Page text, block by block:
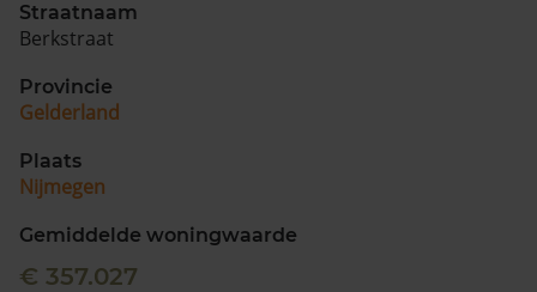
Straatnaam
Berkstraat
Provincie
Gelderland
Plaats
Nijmegen
Gemiddelde woningwaarde
€ 357.027